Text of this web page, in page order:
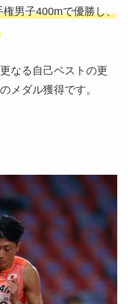
男子400mで優勝し、
なる自己ベストの更
メダル獲得です。